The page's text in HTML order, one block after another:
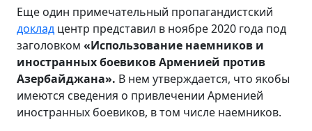
Еще один примечательный пропагандистский
доклад центр представил в ноябре 2020 года под
заголовком «Использование наемников и
иностранных боевиков Арменией против
Азербайджана». В нем утверждается, что якобы
имеются сведения о привлечении Арменией
иностранных боевиков, в том числе наемников.